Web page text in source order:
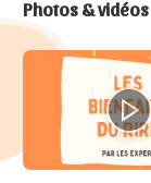
Photos & vidéos